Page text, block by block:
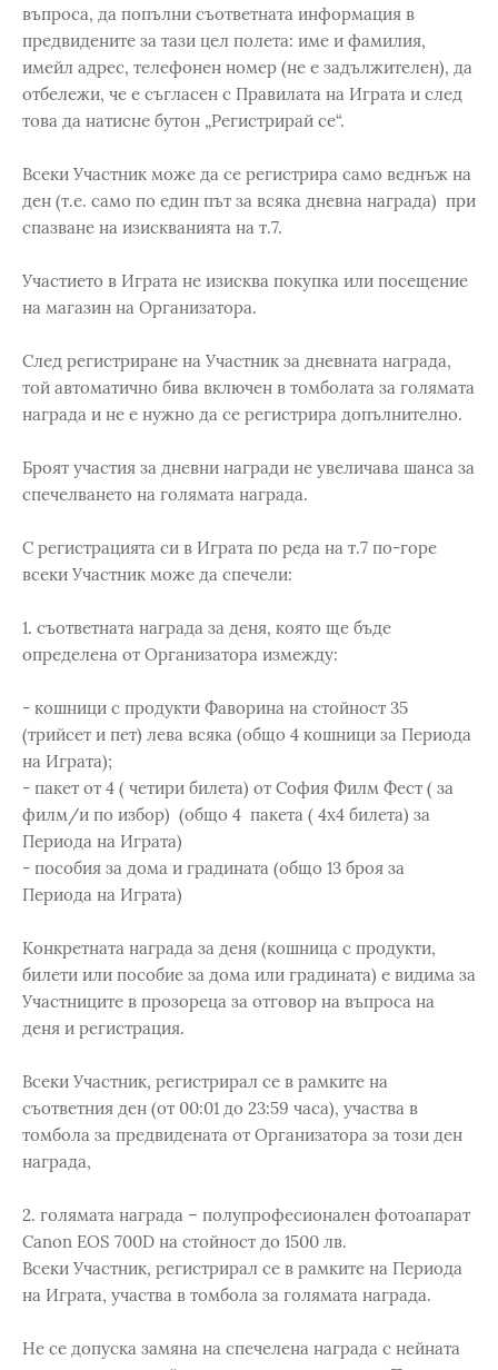
въпроса, да попълни съответната информация в
предвидените за тази цел полета: име и фамилия,
имейл адрес, телефонен номер (не е задължителен), да
отбележи, че е съгласен с Правилата на Играта и след
това да натисне бутон „Регистрирай се“.
Всеки Участник може да се регистрира само веднъж на
ден (т.е. само по един път за всяка дневна награда) при
спазване на изискванията на т.7.
Участието в Играта не изисква покупка или посещение
на магазин на Организатора.
След регистриране на Участник за дневната награда,
той автоматично бива включен в томболата за голямата
награда и не е нужно да се регистрира допълнително.
Броят участия за дневни награди не увеличава шанса за
спечелването на голямата награда.
С регистрацията си в Играта по реда на т.7 по-горе
всеки Участник може да спечели:
1. съответната награда за деня, която ще бъде
определена от Организатора измежду:
- кошници с продукти Фаворина на стойност 35
(трийсет и пет) лева всяка (общо 4 кошници за Периода
на Играта);
- пакет от 4 ( четири билета) от София Филм Фест ( за
филм/и по избор) (общо 4 пакета ( 4х4 билета) за
Периода на Играта)
- пособия за дома и градината (общо 13 броя за
Периода на Играта)
Конкретната награда за деня (кошница с продукти,
билети или пособие за дома или градината) е видима за
Участниците в прозореца за отговор на въпроса на
деня и регистрация.
Всеки Участник, регистрирал се в рамките на
съответния ден (от 00:01 до 23:59 часа), участва в
томбола за предвидената от Организатора за този ден
награда,
2. голямата награда – полупрофесионален фотоапарат
Canon EOS 700D на стойност до 1500 лв.
Всеки Участник, регистрирал се в рамките на Периода
на Играта, участва в томбола за голямата награда.
Не се допуска замяна на спечелена награда с нейната